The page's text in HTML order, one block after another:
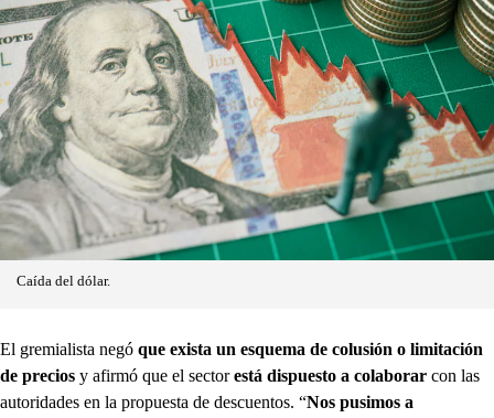
Caída del dólar.
El gremialista negó que exista un esquema de colusión o limitación
de precios y afirmó que el sectorestá dispuesto a colaborar con las
autoridades en la propuesta de descuentos. “Nos pusimos a